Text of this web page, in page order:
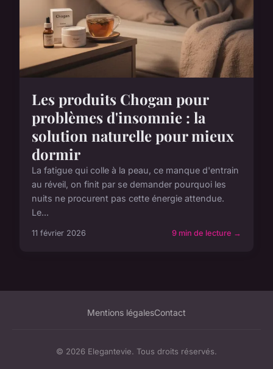
Les produits Chogan pour
problèmes d'insomnie : la
solution naturelle pour mieux
dormir
La fatigue qui colle à la peau, ce manque d'entrain
au réveil, on finit par se demander pourquoi les
nuits ne procurent pas cette énergie attendue.
Le...
11 février 2026 9 min de lecture →
Mentions légalesContact
© 2026 Elegantevie. Tous droits réservés.